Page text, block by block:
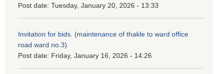
Post date: Tuesday, January 20, 2026 - 13:33
Invitation for bids. (maintenance of thakle to ward office
road ward no.3)
Post date: Friday, January 16, 2026 - 14:26